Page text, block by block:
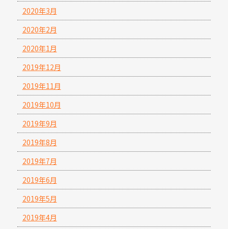
2020年3月
2020年2月
2020年1月
2019年12月
2019年11月
2019年10月
2019年9月
2019年8月
2019年7月
2019年6月
2019年5月
2019年4月